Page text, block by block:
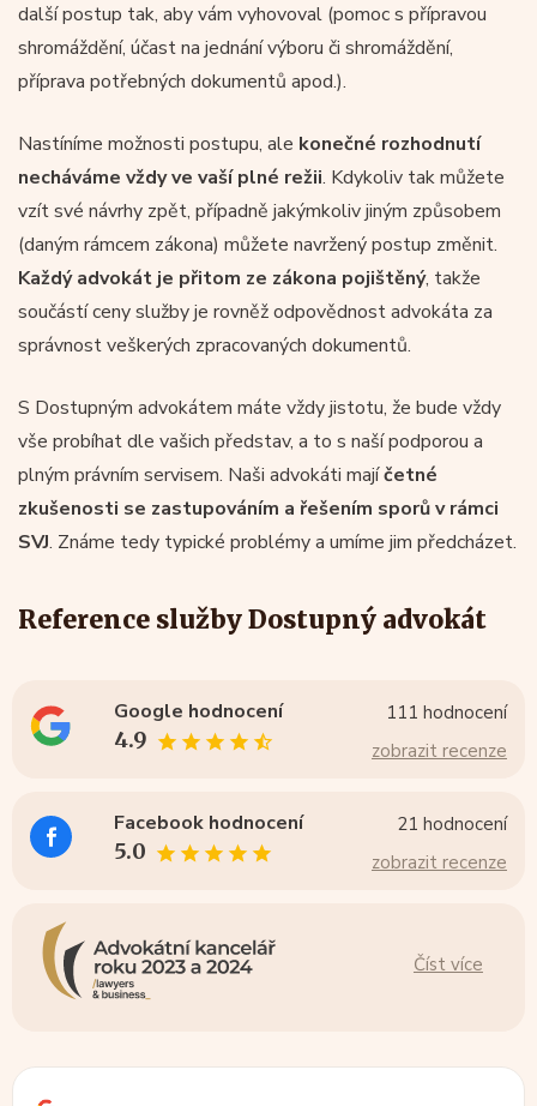
další postup tak, aby vám vyhovoval (pomoc s přípravou
shromáždění, účast na jednání výboru či shromáždění,
příprava potřebných dokumentů apod.).
Nastíníme možnosti postupu, ale konečné rozhodnutí
necháváme vždy ve vaší plné režii. Kdykoliv tak můžete
vzít své návrhy zpět, případně jakýmkoliv jiným způsobem
(daným rámcem zákona) můžete navržený postup změnit.
Každý advokát je přitom ze zákona pojištěný, takže
součástí ceny služby je rovněž odpovědnost advokáta za
správnost veškerých zpracovaných dokumentů.
S Dostupným advokátem máte vždy jistotu, že bude vždy
vše probíhat dle vašich představ, a to s naší podporou a
plným právním servisem. Naši advokáti majíčetné
zkušenosti se zastupováním a řešením sporů v rámci
SVJ. Známe tedy typické problémy a umíme jim předcházet.
Reference služby Dostupný advokát
Google hodnocení
4.9
111 hodnocení
zobrazit recenze
Facebook hodnocení
5.0
21 hodnocení
zobrazit recenze
Číst více